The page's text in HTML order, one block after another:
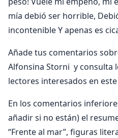
mía debió ser horrible,
incontenible Y apenas es
Añade tus comentarios
Alfonsina Storni y consulta
lectores interesados en
En los comentarios
añadir si no están) el
“Frente al mar”, figuras